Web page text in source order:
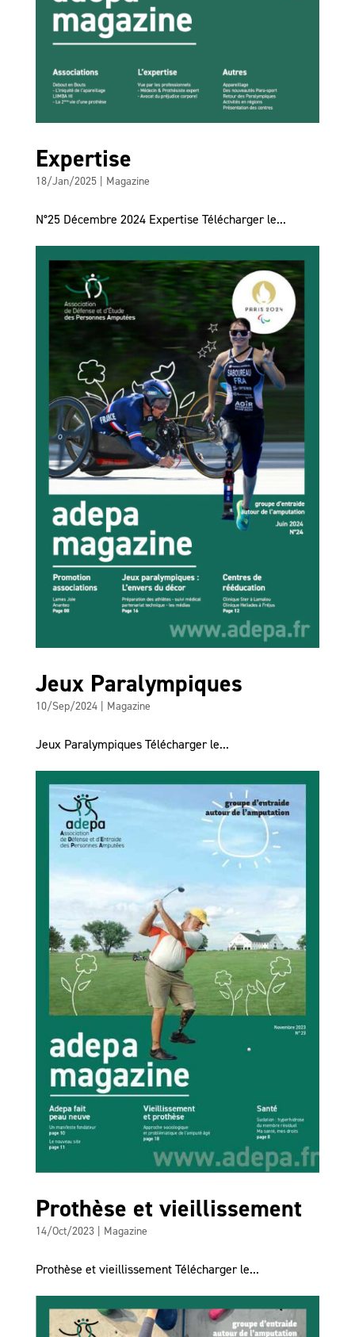
Expertise
18/Jan/2025| Magazine
N°25 Décembre 2024 Expertise Télécharger le...
Jeux Paralympiques
10/Sep/2024| Magazine
Jeux Paralympiques Télécharger le...
Prothèse et vieillissement
14/Oct/2023| Magazine
Prothèse et vieillissement Télécharger le...